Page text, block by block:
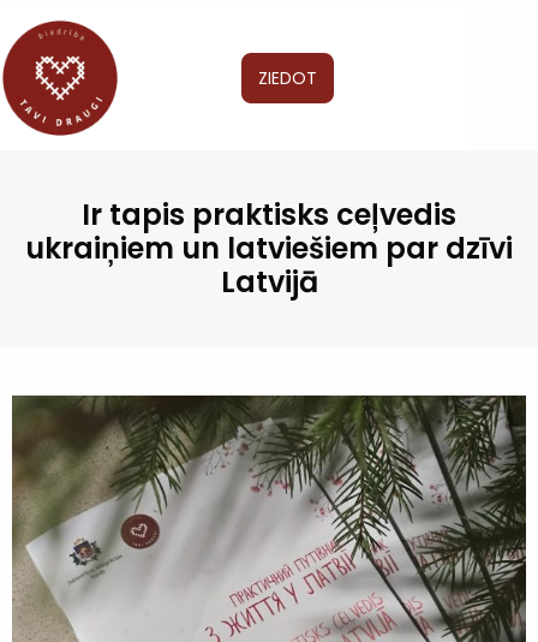
ZIEDOT
Ir tapis praktisks ceļvedis
ukraiņiem un latviešiem par dzīvi
Latvijā